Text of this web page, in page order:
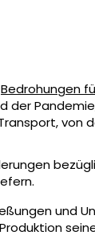
Bedrohungen
der
von
und